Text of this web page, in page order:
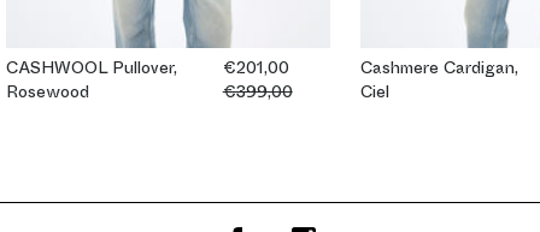
CASHWOOL Pullover,
Rosewood
€201,00
€399,00
Cashmere Cardigan,
Ciel